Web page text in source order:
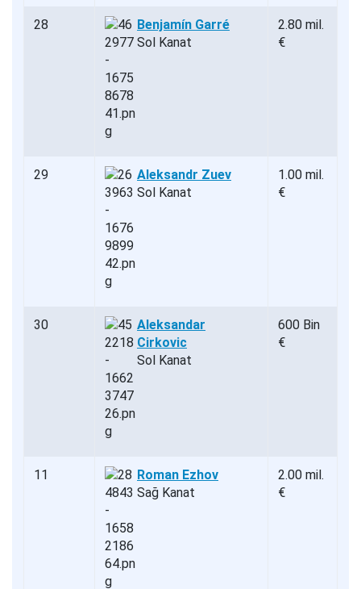
28
Benjamín Garré
Sol Kanat
2.80 mil.
€
29
Aleksandr Zuev
Sol Kanat
1.00 mil.
€
30
Aleksandar
Cirkovic
Sol Kanat
600 Bin
€
11
Roman Ezhov
Sağ Kanat
2.00 mil.
€